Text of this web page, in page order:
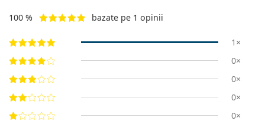
100 % bazate pe 1 opinii
1×
0×
0×
0×
0×